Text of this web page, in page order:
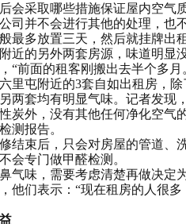
会采取哪些措施保证屋内空气
司并不会进行其他的处理，也
最多放置三天，然后就挂牌出
近的另外两套房源，味道明显
“前面的租客刚搬出去半个多月
里屯附近的3套自如出租房，
两套均有明显气味。记者发现
炭外，没有其他任何净化空气
测报告。
结束后，只会对房屋的管道、
会专门做甲醛检测。
气味，需要考虑清楚再做决定
他们表示：“现在租房的人很